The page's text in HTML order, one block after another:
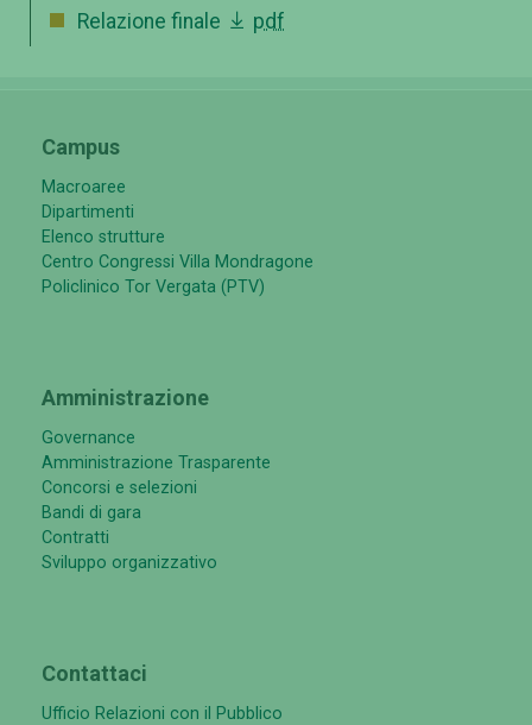
Relazione finale pdf
Campus
Macroaree
Dipartimenti
Elenco strutture
Centro Congressi Villa Mondragone
Policlinico Tor Vergata (PTV)
Amministrazione
Governance
Amministrazione Trasparente
Concorsi e selezioni
Bandi di gara
Contratti
Sviluppo organizzativo
Contattaci
Ufficio Relazioni con il Pubblico